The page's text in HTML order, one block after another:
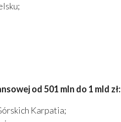
od 501 mln do 1 mld zł:
Karpatia;